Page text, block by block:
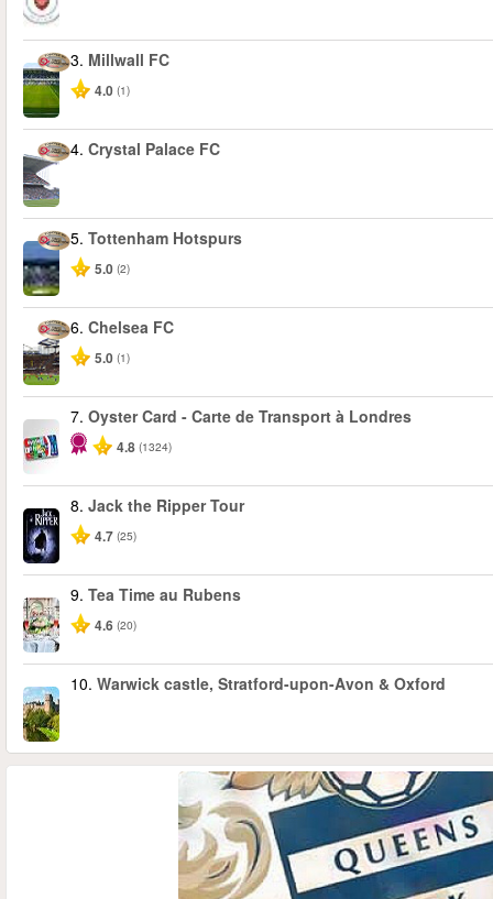
3. Millwall FC
4.0 (1)
4. Crystal Palace FC
5. Tottenham Hotspurs
5.0 (2)
6. Chelsea FC
5.0 (1)
7. Oyster Card - Carte de Transport à Londres
4.8 (1324)
8. Jack the Ripper Tour
4.7 (25)
9. Tea Time au Rubens
4.6 (20)
10. Warwick castle, Stratford-upon-Avon & Oxford